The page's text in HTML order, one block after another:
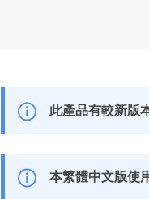
此產品有較新版
本繁體中文版使